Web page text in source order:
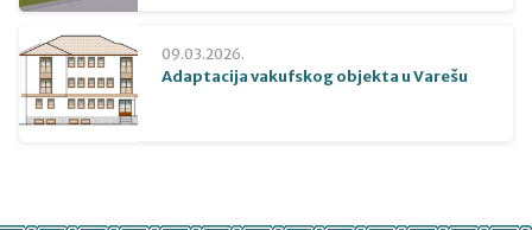
09.03.2026.
Adaptacija vakufskog objekta u Varešu